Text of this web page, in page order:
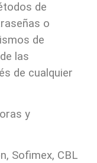
de
o
de
las
de cualquier
y
Sofimex, CBL